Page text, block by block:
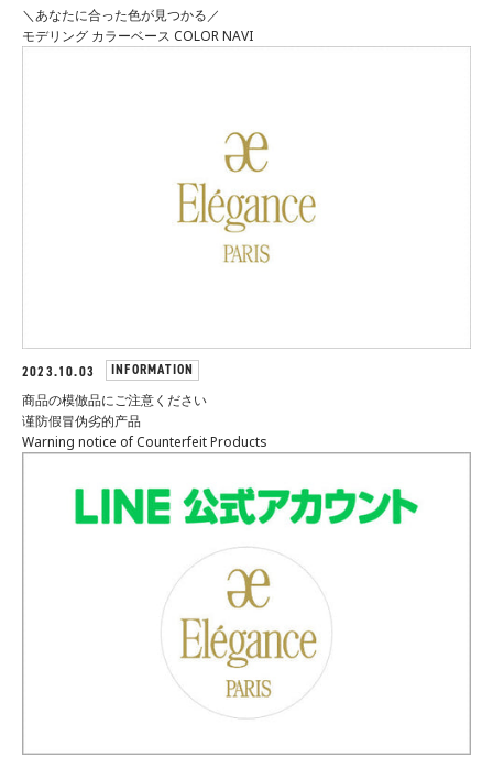
＼あなたに合った色が見つかる／
モデリング カラーベース COLOR NAVI
2023.10.03 INFORMATION
商品の模倣品にご注意ください
谨防假冒伪劣的产品
Warning notice of Counterfeit Products